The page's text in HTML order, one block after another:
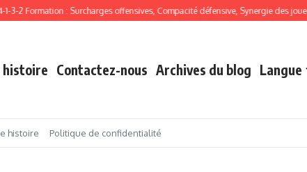
Formation : Surcharges offensives, Compacité défensive, Synergie des joueurs
Contactez-nous Archives du blog Langue
histoire Politique de confidentialité